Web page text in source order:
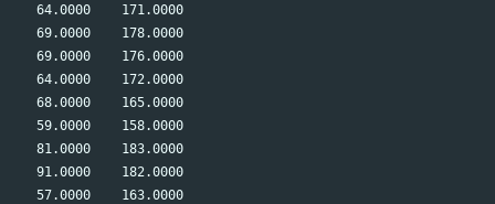
   64.0000    171.0000
   69.0000    178.0000
   69.0000    176.0000
   64.0000    172.0000
   68.0000    165.0000
   59.0000    158.0000
   81.0000    183.0000
   91.0000    182.0000
   57.0000    163.0000